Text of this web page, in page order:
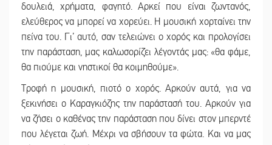
δουλειά, χρήματα, φαγητό. Αρκεί που είναι ζωντανός,
ελεύθερος να μπορεί να χορεύει. Η μουσική χορταίνει την
πείνα του. Γι’ αυτό, σαν τελειώνει ο χορός και προλογίσει
την παράσταση, μας καλωσορίζει λέγοντάς μας: «θα φάμε,
θα πιούμε και νηστικοί θα κοιμηθούμε».
Τροφή η μουσική, πιοτό ο χορός. Αρκούν αυτά, για να
ξεκινήσει ο Καραγκιόζης την παράστασή του. Αρκούν για
να ζήσει ο καθένας την παράσταση που δίνει στον μπερντέ
που λέγεται ζωή. Μέχρι να σβήσουν τα φώτα. Και να μας